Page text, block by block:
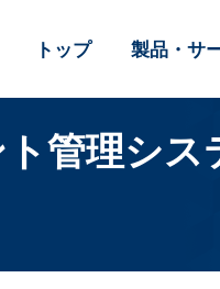
トップ 製品・サ
管理シ